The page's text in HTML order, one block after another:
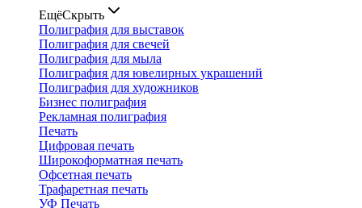
ЕщёСкрыть
Полиграфия для выставок
Полиграфия для свечей
Полиграфия для мыла
Полиграфия для ювелирных украшений
Полиграфия для художников
Бизнес полиграфия
Рекламная полиграфия
Печать
Цифровая печать
Широкоформатная печать
Офсетная печать
Трафаретная печать
УФ Печать